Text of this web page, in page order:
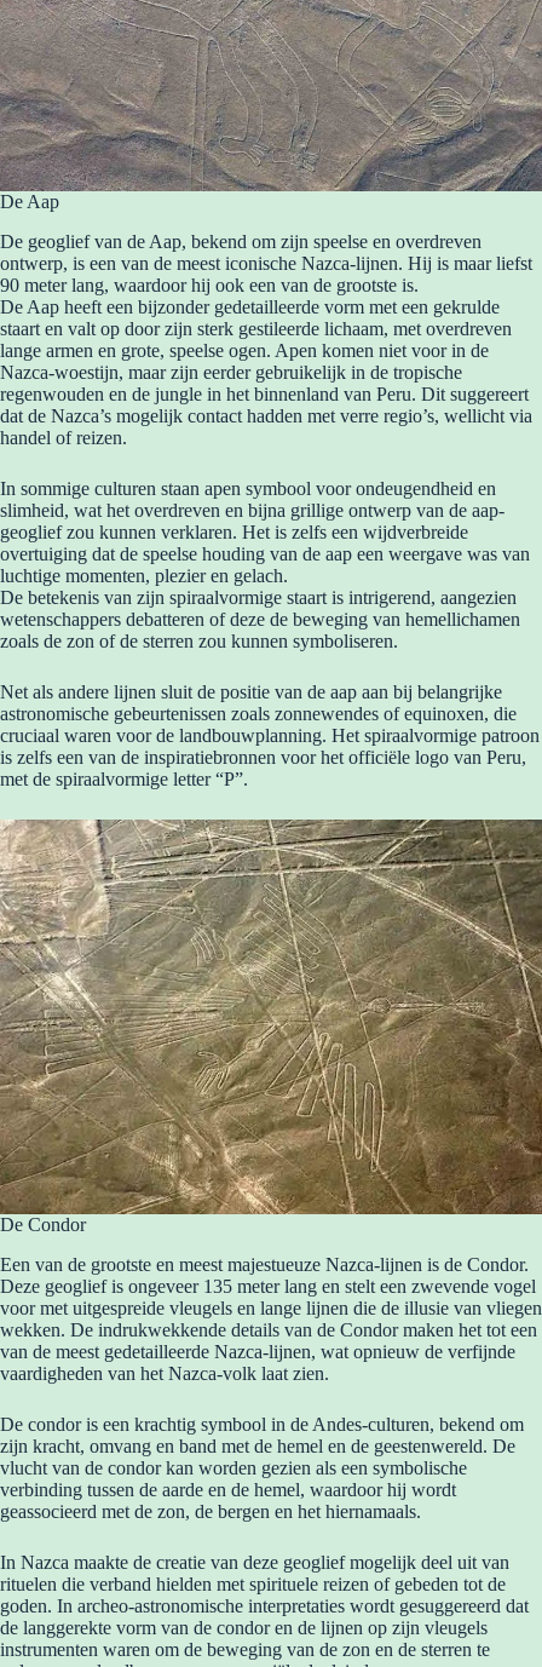
De Aap
De geoglief van de Aap, bekend om zijn speelse en overdreven
ontwerp, is een van de meest iconische Nazca-lijnen. Hij is maar liefst
90 meter lang, waardoor hij ook een van de grootste is.
De Aap heeft een bijzonder gedetailleerde vorm met een gekrulde
staart en valt op door zijn sterk gestileerde lichaam, met overdreven
lange armen en grote, speelse ogen. Apen komen niet voor in de
Nazca-woestijn, maar zijn eerder gebruikelijk in de tropische
regenwouden en de jungle in het binnenland van Peru. Dit suggereert
dat de Nazca’s mogelijk contact hadden met verre regio’s, wellicht via
handel of reizen.
In sommige culturen staan apen symbool voor ondeugendheid en
slimheid, wat het overdreven en bijna grillige ontwerp van de aap-
geoglief zou kunnen verklaren. Het is zelfs een wijdverbreide
overtuiging dat de speelse houding van de aap een weergave was van
luchtige momenten, plezier en gelach.
De betekenis van zijn spiraalvormige staart is intrigerend, aangezien
wetenschappers debatteren of deze de beweging van hemellichamen
zoals de zon of de sterren zou kunnen symboliseren.
Net als andere lijnen sluit de positie van de aap aan bij belangrijke
astronomische gebeurtenissen zoals zonnewendes of equinoxen, die
cruciaal waren voor de landbouwplanning. Het spiraalvormige patroon
is zelfs een van de inspiratiebronnen voor het officiële logo van Peru,
met de spiraalvormige letter “P”.
De Condor
Een van de grootste en meest majestueuze Nazca-lijnen is de Condor.
Deze geoglief is ongeveer 135 meter lang en stelt een zwevende vogel
voor met uitgespreide vleugels en lange lijnen die de illusie van vliegen
wekken. De indrukwekkende details van de Condor maken het tot een
van de meest gedetailleerde Nazca-lijnen, wat opnieuw de verfijnde
vaardigheden van het Nazca-volk laat zien.
De condor is een krachtig symbool in de Andes-culturen, bekend om
zijn kracht, omvang en band met de hemel en de geestenwereld. De
vlucht van de condor kan worden gezien als een symbolische
verbinding tussen de aarde en de hemel, waardoor hij wordt
geassocieerd met de zon, de bergen en het hiernamaals.
In Nazca maakte de creatie van deze geoglief mogelijk deel uit van
rituelen die verband hielden met spirituele reizen of gebeden tot de
goden. In archeo-astronomische interpretaties wordt gesuggereerd dat
de langgerekte vorm van de condor en de lijnen op zijn vleugels
instrumenten waren om de beweging van de zon en de sterren te